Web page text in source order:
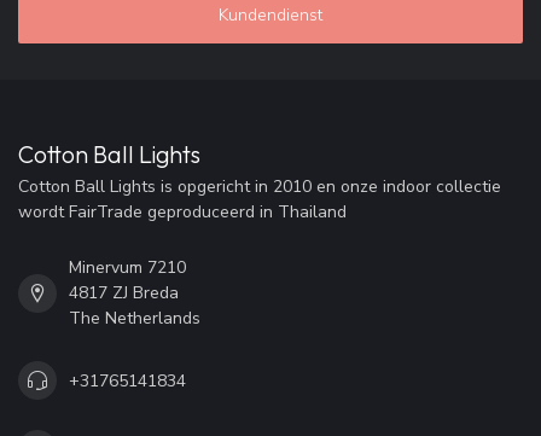
Kundendienst
Cotton Ball Lights
Cotton Ball Lights is opgericht in 2010 en onze indoor collectie
wordt FairTrade geproduceerd in Thailand
Minervum 7210
4817 ZJ Breda
The Netherlands
+31765141834